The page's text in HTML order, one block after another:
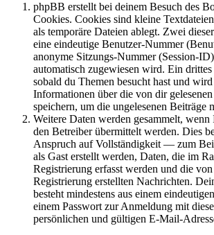
phpBB erstellt bei deinem Besuch des
Cookies. Cookies sind kleine
als temporäre Dateien ablegt. Zwei
eine eindeutige Benutzer-Nummer
anonyme Sitzungs-Nummer (Session-
automatisch zugewiesen wird. Ein
sobald du Themen besucht hast und
Informationen über die von dir
speichern, um die ungelesenen Beiträge
Weitere Daten werden gesammelt, wenn
den Betreiber übermittelt werden. Dies
Anspruch auf Vollständigkeit — zum
als Gast erstellt werden, Daten, die im
Registrierung erfasst werden und die
Registrierung erstellten Nachrichten.
besteht mindestens aus einem
einem Passwort zur Anmeldung mit
persönlichen und gültigen E-Mail-